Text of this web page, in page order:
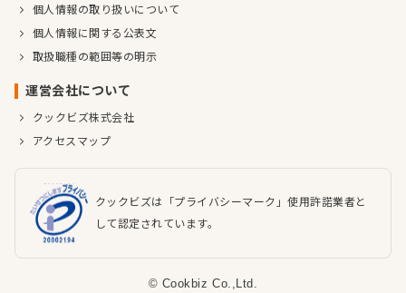
個人情報の取り扱いについて
個人情報に関する公表文
取扱職種の範囲等の明示
運営会社について
クックビズ株式会社
アクセスマップ
クックビズは「プライバシーマーク」使用許諾業者と
して認定されています。
© Cookbiz Co.,Ltd.